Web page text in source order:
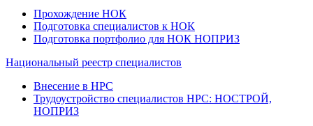
Прохождение НОК
Подготовка специалистов к НОК
Подготовка портфолио для НОК НОПРИЗ
Национальный реестр специалистов
Внесение в НРС
Трудоустройство специалистов НРС: НОСТРОЙ,
НОПРИЗ